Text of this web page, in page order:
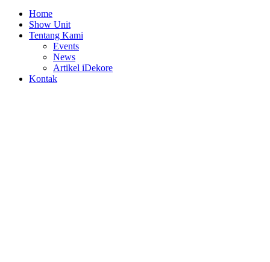
Home
Show Unit
Tentang Kami
Events
News
Artikel iDekore
Kontak